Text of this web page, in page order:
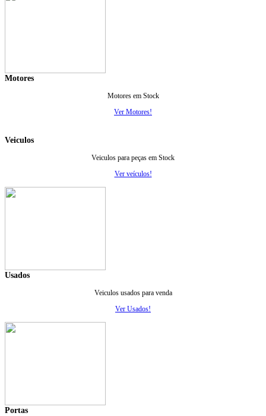
Motores
Motores em Stock
Ver Motores!
Veiculos
Veiculos para peças em Stock
Ver veículos!
Usados
Veiculos usados para venda
Ver Usados!
Portas